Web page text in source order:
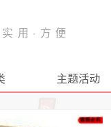
主题活动